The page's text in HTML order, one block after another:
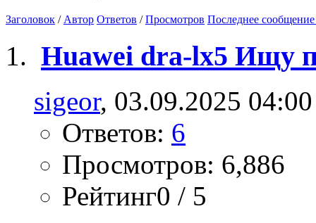
Заголовок / Автор Ответов /Просмотров Последнее сообщение
Huawei dra-lx5 Ищу
sigeor, 03.09.2025 04:00
Ответов: 6
Просмотров: 6,886
Рейтинг0 / 5